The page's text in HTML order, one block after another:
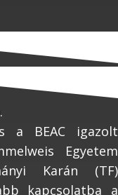
a BEAC igazolt
Egyetem
Karán (TF)
kapcsolatba a